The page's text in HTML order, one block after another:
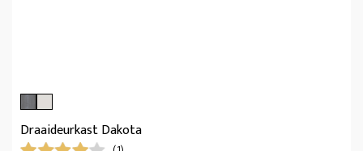
Draaideurkast Dakota